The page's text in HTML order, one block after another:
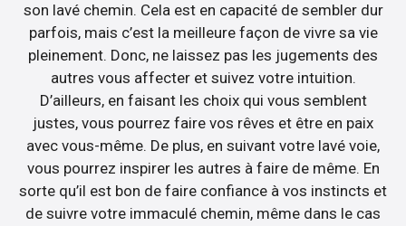
son lavé chemin. Cela est en capacité de sembler dur
parfois, mais c’est la meilleure façon de vivre sa vie
pleinement. Donc, ne laissez pas les jugements des
autres vous affecter et suivez votre intuition.
D’ailleurs, en faisant les choix qui vous semblent
justes, vous pourrez faire vos rêves et être en paix
avec vous-même. De plus, en suivant votre lavé voie,
vous pourrez inspirer les autres à faire de même. En
sorte qu’il est bon de faire confiance à vos instincts et
de suivre votre immaculé chemin, même dans le cas